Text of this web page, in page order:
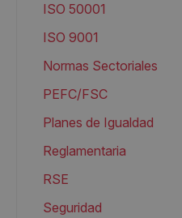
ISO 50001
ISO 9001
Normas Sectoriales
PEFC/FSC
Planes de Igualdad
Reglamentaria
RSE
Seguridad